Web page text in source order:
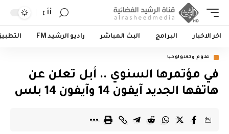
أأ
اخر الاخبار البرامج البث المباشر راديو الرشيد FM
علوم وتكنولوجيا
في مؤتمرها السنوي .. أبل تعلن عن
هاتفها الجديد آيفون 14 وآيفون 14 بلس